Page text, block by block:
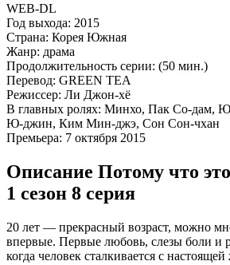
WEB-DL
Год выхода: 2015
Страна: Корея Южная
Жанр: драма
Продолжительность серии: (50 мин.)
Перевод: GREEN TEA
Режиссер: Ли Джон-хё
В главных ролях: Минхо, Пак Со-дам,
Ю-джин, Ким Мин-джэ, Сон Сон-чхан
Премьера: 7 октября 2015
Описание Потому что
1 сезон 8 серия
20 лет — прекрасный возраст, можно
впервые. Первые любовь, слезы боли и
когда человек сталкивается с